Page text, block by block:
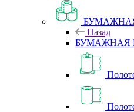
Назад
БУМАЖНАЯ